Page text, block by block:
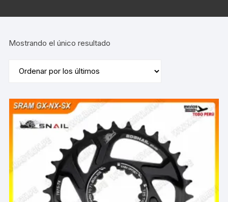
Mostrando el único resultado